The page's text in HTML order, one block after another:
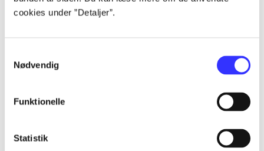
cookies under ”Detaljer”.
Nødvendig
Funktionelle
Statistik
...
...
...